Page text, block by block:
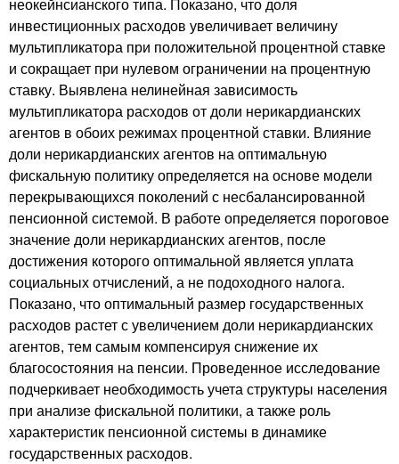
инвестиционных расходов увеличивает величину
мультипликатора при положительной процентной ставке
и сокращает при нулевом ограничении на процентную
ставку. Выявлена нелинейная зависимость
мультипликатора расходов от доли нерикардианских
агентов в обоих режимах процентной ставки. Влияние
доли нерикардианских агентов на оптимальную
фискальную политику определяется на основе модели
перекрывающихся поколений с несбалансированной
пенсионной системой. В работе определяется пороговое
значение доли нерикардианских агентов, после
достижения которого оптимальной является уплата
социальных отчислений, а не подоходного налога.
Показано, что оптимальный размер государственных
расходов растет с увеличением доли нерикардианских
агентов, тем самым компенсируя снижение их
благосостояния на пенсии. Проведенное исследование
подчеркивает необходимость учета структуры населения
при анализе фискальной политики, а также роль
характеристик пенсионной системы в динамике
государственных расходов.